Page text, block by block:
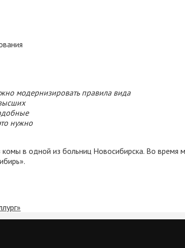
модернизировать правила вида
нужно
комы в одной из больниц Новосибирска. Во